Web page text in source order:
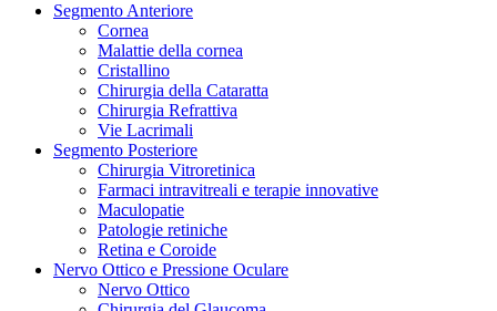
Segmento Anteriore
Cornea
Malattie della cornea
Cristallino
Chirurgia della Cataratta
Chirurgia Refrattiva
Vie Lacrimali
Segmento Posteriore
Chirurgia Vitroretinica
Farmaci intravitreali e terapie innovative
Maculopatie
Patologie retiniche
Retina e Coroide
Nervo Ottico e Pressione Oculare
Nervo Ottico